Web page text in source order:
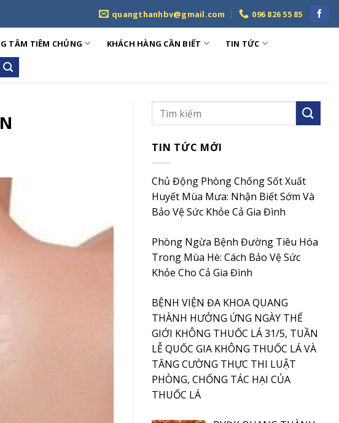
quangthanhbv@gmail.com 096 826 55 85
TÂM TIÊM CHỦNG KHÁCH HÀNG CẦN BIẾT TIN TỨC
TIN TỨC MỚI
Chủ Động Phòng Chống Sốt Xuất
Huyết Mùa Mưa: Nhận Biết Sớm Và
Bảo Vệ Sức Khỏe Cả Gia Đình
Phòng Ngừa Bệnh Đường Tiêu Hóa
Trong Mùa Hè: Cách Bảo Vệ Sức
Khỏe Cho Cả Gia Đình
BỆNH VIỆN ĐA KHOA QUANG
THÀNH HƯỞNG ỨNG NGÀY THẾ
GIỚI KHÔNG THUỐC LÁ 31/5, TUẦN
LỄ QUỐC GIA KHÔNG THUỐC LÁ VÀ
TĂNG CƯỜNG THỰC THI LUẬT
PHÒNG, CHỐNG TÁC HẠI CỦA
THUỐC LÁ